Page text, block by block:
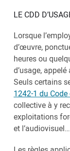
LE CDD
Lorsque
d’œuvre,
heures ou
d’usage,
Seuls certains
1242-1 du
collective à y
exploitations
et